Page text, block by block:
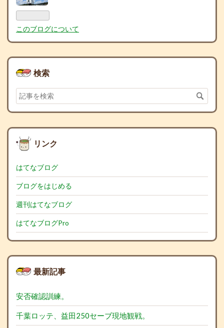
このブログについて
検索
リンク
はてなブログ
ブログをはじめる
週刊はてなブログ
はてなブログPro
最新記事
安否確認訓練。
千葉ロッテ、益田250セーブ現地観戦。